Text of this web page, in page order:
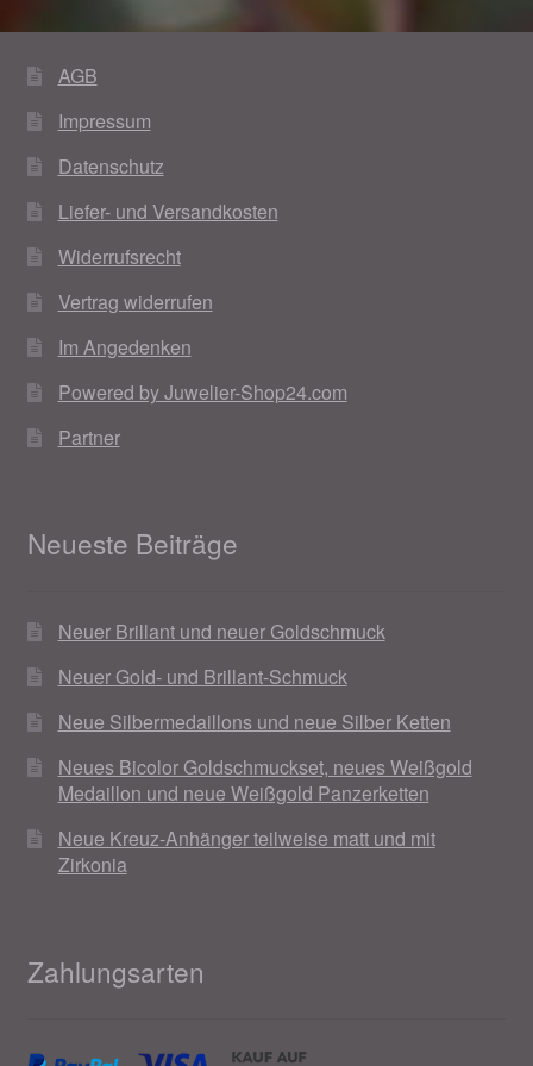
Weihnachtsangebote 2019
Weihnachtsangebote 2021
Widerrufsrecht
Woocommerce Predictive Search
AGB
Impressum
Datenschutz
Liefer- und Versandkosten
Widerrufsrecht
Vertrag widerrufen
Im Angedenken
Powered by Juwelier-Shop24.com
Partner
Neueste Beiträge
Neuer Brillant und neuer Goldschmuck
Neuer Gold- und Brillant-Schmuck
Neue Silbermedaillons und neue Silber Ketten
Neues Bicolor Goldschmuckset, neues Weißgold
Medaillon und neue Weißgold Panzerketten
Neue Kreuz-Anhänger teilweise matt und mit
Zirkonia
Zahlungsarten